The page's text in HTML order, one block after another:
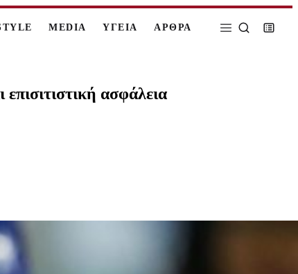
MEDIA ΥΓΕΙΑ ΑΡΘΡΑ
ασφάλεια